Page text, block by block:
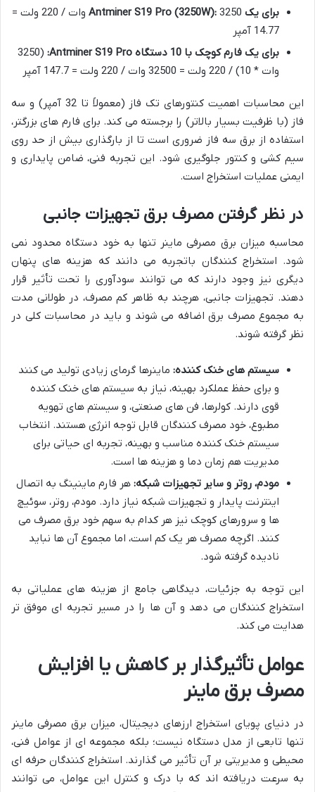
برای یک Antminer S19 Pro (3250W):
3250 وات / 220 ولت =
14.77 آمپر
برای یک فارم کوچک با 10 دستگاه Antminer S19 Pro:
(3250
وات * 10) / 220 ولت = 32500 وات / 220 ولت = 147.7 آمپر
این محاسبات اهمیت کنتورهای تک فاز (معمولاً تا 32 آمپر) و سه
فاز (با ظرفیت بسیار بالاتر) را برجسته می کند. برای فارم های بزرگتر،
استفاده از برق سه فاز ضروری است تا از بارگذاری بیش از حد روی
سیم کشی و کنتور جلوگیری شود. این تجربه فنی، ضامن پایداری و
ایمنی عملیات استخراج است.
در نظر گرفتن مصرف برق تجهیزات جانبی
محاسبه میزان برق مصرفی ماینر تنها به خود دستگاه محدود نمی
شود. استخراج کنندگان باتجربه می دانند که هزینه های پنهان
دیگری نیز وجود دارند که می توانند سودآوری را تحت تأثیر قرار
دهند. تجهیزات جانبی، هرچند به ظاهر کم مصرف، در طولانی مدت
به مجموع مصرف برق اضافه می شوند و باید در محاسبات کلی در
نظر گرفته شوند.
سیستم های خنک کننده: ماینرها گرمای زیادی تولید می کنند
و برای حفظ عملکرد بهینه، نیاز به سیستم های خنک کننده
قوی دارند. کولرها، فن های صنعتی، و سیستم های تهویه
مطبوع، خود مصرف کنندگان قابل توجه انرژی هستند. انتخاب
سیستم خنک کننده مناسب و بهینه، تجربه ای حیاتی برای
مدیریت هم زمان دما و هزینه ها است.
مودم، روتر و سایر تجهیزات شبکه: هر فارم ماینینگ به اتصال
اینترنت پایدار و تجهیزات شبکه نیاز دارد. مودم، روتر، سوئیچ
ها و سرورهای کوچک نیز هر کدام به سهم خود برق مصرف می
کنند. اگرچه مصرف هر یک کم است، اما مجموع آن ها نباید
نادیده گرفته شود.
این توجه به جزئیات، دیدگاهی جامع از هزینه های عملیاتی به
استخراج کنندگان می دهد و آن ها را در مسیر تجربه ای موفق تر
هدایت می کند.
عوامل تأثیرگذار بر کاهش یا افزایش
مصرف برق ماینر
در دنیای پویای استخراج ارزهای دیجیتال، میزان برق مصرفی ماینر
تنها تابعی از مدل دستگاه نیست؛ بلکه مجموعه ای از عوامل فنی،
محیطی و مدیریتی بر آن تأثیر می گذارند. استخراج کنندگان حرفه ای
به سرعت دریافته اند که با درک و کنترل این عوامل، می توانند